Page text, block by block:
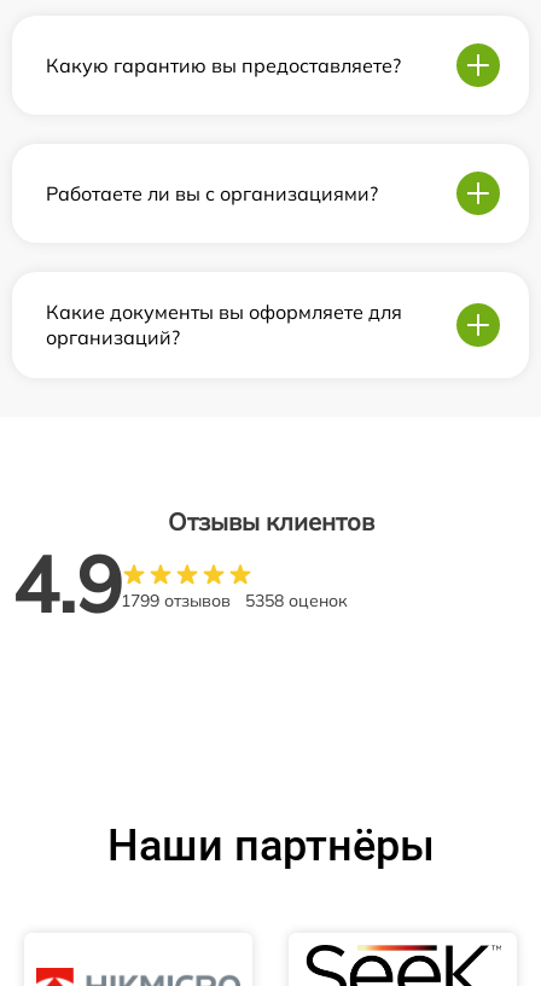
Какую гарантию вы предоставляете?
Работаете ли вы с организациями?
Какие документы вы оформляете для
организаций?
Отзывы клиентов
4.91799 отзывов 5358 оценок
Наши партнёры